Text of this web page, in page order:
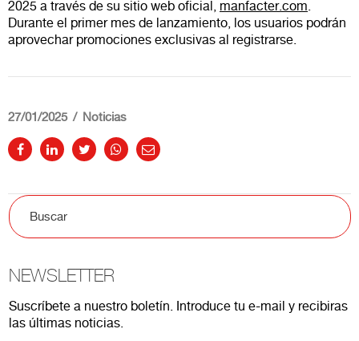
2025 a través de su sitio web oficial, manfacter.com
Durante el primer mes de lanzamiento, los usuarios podrán
aprovechar promociones exclusivas al registrarse.
27/01/2025 Noticias
NEWSLETTER
Suscríbete a nuestro boletín. Introduce tu e-mail y recibiras
las últimas noticias.